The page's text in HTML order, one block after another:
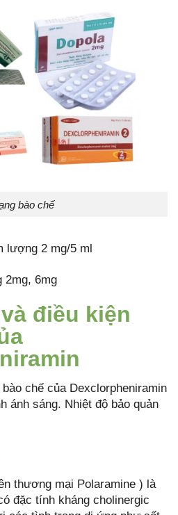
bào chế
lượng 2 mg/5 ml
2mg, 6mg
điều kiện
chế của Dexclorpheniramin
ánh sáng. Nhiệt độ bảo quản
thương mại Polaramine ) là
đặc tính kháng cholinergic